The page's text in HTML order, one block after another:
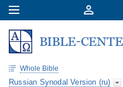
Whole Bible
Russian Synodal Version (ru)